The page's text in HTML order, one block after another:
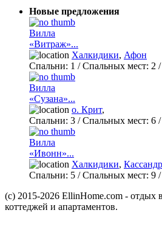
Новые предложения
Вилла
«Витраж»...
Халкидики, Афон
Спальни: 1 / Спальных мест: 2 /
Вилла
«Сузана»...
о. Крит,
Спальни: 3 / Спальных мест: 6 /
Вилла
«Ивонн»...
Халкидики,
Спальни: 5 / Спальных мест: 9 /
(c) 2015-2026 EllinHome.com - отдых
коттеджей и апартаментов.